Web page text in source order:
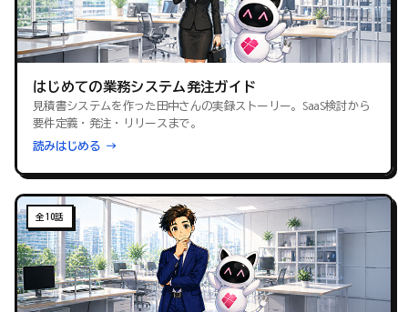
はじめての業務システム発注ガイド
見積書システムを作った田中さんの実録ストーリー。SaaS検討から
要件定義・発注・リリースまで。
読みはじめる →
全10話